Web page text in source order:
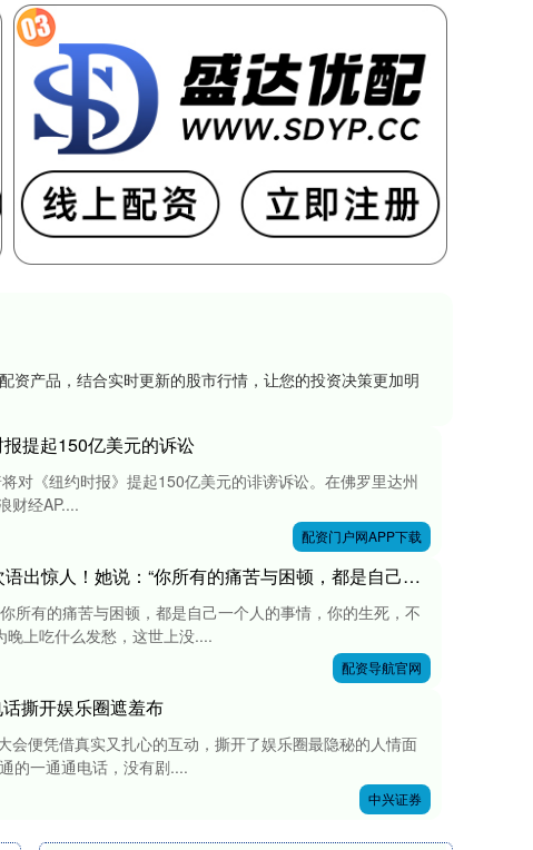
资产品，结合实时更新的股市行情，让您的投资决策更加明
提起150亿美元的诉讼
对《纽约时报》提起150亿美元的诽谤诉讼。在佛罗里达州
财经AP....
配资门户网APP下载
配资导航官网 90岁美国心理女博士再次语出惊人！她说：“你所有的痛苦与困顿，都是自己一个人的事情，你的生死，不关任何人的事，你的伤口在流血，别人却在为晚上吃什么发愁！”
所有的痛苦与困顿，都是自己一个人的事情，你的生死，不
上吃什么发愁，这世上没....
配资导航官网
撕开娱乐圈遮羞布
会便凭借真实又扎心的互动，撕开了娱乐圈最隐秘的人情面
的一通通电话，没有剧....
中兴证券